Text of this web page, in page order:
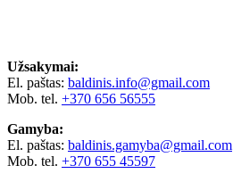
Užsakymai:
El. paštas: baldinis.info@gmail.com
Mob. tel. +370 656 56555
Gamyba:
El. paštas: baldinis.gamyba@gmail.com
Mob. tel. +370 655 45597